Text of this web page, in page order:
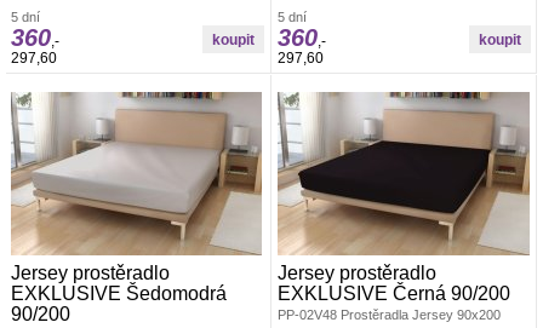
5 dní
360,-
297,60
5 dní
360,-
297,60
Jersey prostěradlo
EXKLUSIVE Šedomodrá
90/200
Jersey prostěradlo
EXKLUSIVE Černá 90/200
PP-02V48 Prostěradla Jersey 90x200